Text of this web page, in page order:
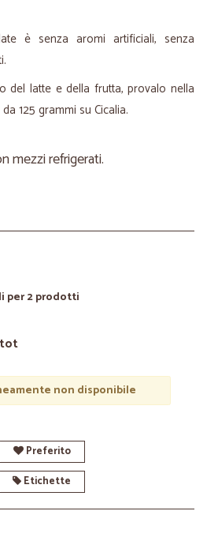
è senza aromi artificiali, senza
del latte e della frutta, provalo nella
125 grammi su Cicalia.
mezzi refrigerati.
per 2 prodotti
tot
non disponibile
Preferito
Etichette